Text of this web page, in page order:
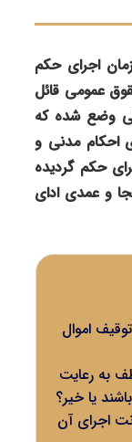
اجرای حکم
عمومی قائل
وضع شده که
احکام مدنی و
حکم گردیده
و عمدی ادای
اموال
به رعایت
اجرای آن